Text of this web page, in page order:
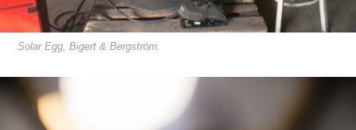
Solar Egg, Bigert & Bergström.